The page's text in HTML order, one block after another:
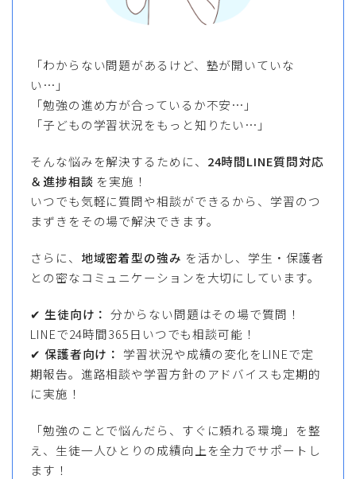
「わからない問題があるけど、塾が開いていな
い…」
「勉強の進め方が合っているか不安…」
「子どもの学習状況をもっと知りたい…」
そんな悩みを解決するために、 24時間LINE質問対応
＆進捗相談 を実施！
いつでも気軽に質問や相談ができるから、学習のつ
まずきをその場で解決できます。
さらに、 地域密着型の強み を活かし、学生・保護者
との密なコミュニケーションを大切にしています。
✔ 生徒向け： 分からない問題はその場で質問！
LINEで24時間365日いつでも相談可能！
✔ 保護者向け： 学習状況や成績の変化をLINEで定
期報告。進路相談や学習方針のアドバイスも定期的
に実施！
「勉強のことで悩んだら、すぐに頼れる環境」を整
え、生徒一人ひとりの成績向上を全力でサポートし
ます！